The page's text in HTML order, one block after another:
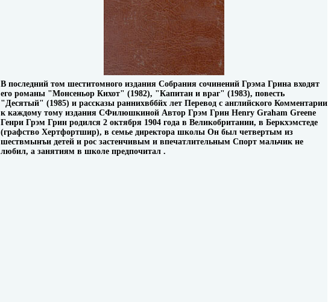
В последний том шеститомного издания Собрания сочинений Грэма Грина входят
его романы "Монсеньор Кихот" (1982), "Капитан и враг" (1983), повесть
"Десятый" (1985) и рассказы раннихвббйх лет Перевод с английского Комментарии
к каждому тому издания СФилюшкиной Автор Грэм Грин Henry Graham Greene
Генри Грэм Грин родился 2 октября 1904 года в Великобритании, в Беркхэмстеде
(графство Хертфортшир), в семье директора школы Он был четвертым из
шествмынъи детей и рос застенчивым и впечатлительным Спорт мальчик не
любил, а занятиям в школе предпочитал .